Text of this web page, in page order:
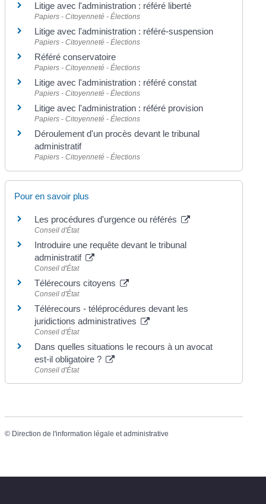
Litige avec l'administration : référé liberté
Papiers - Citoyenneté - Élections
Litige avec l'administration : référé-suspension
Papiers - Citoyenneté - Élections
Référé conservatoire
Papiers - Citoyenneté - Élections
Litige avec l'administration : référé constat
Papiers - Citoyenneté - Élections
Litige avec l'administration : référé provision
Papiers - Citoyenneté - Élections
Déroulement d'un procès devant le tribunal
administratif
Papiers - Citoyenneté - Élections
Pour en savoir plus
Les procédures d'urgence ou référés
Conseil d'État
Introduire une requête devant le tribunal
administratif
Conseil d'État
Télérecours citoyens
Conseil d'État
Télérecours - téléprocédures devant les
juridictions administratives
Conseil d'État
Dans quelles situations le recours à un avocat
est-il obligatoire ?
Conseil d'État
© Direction de l'information légale et administrative